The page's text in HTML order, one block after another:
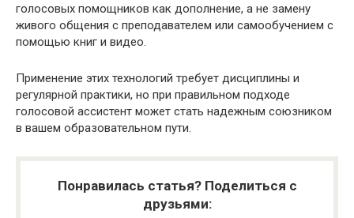
голосовых помощников как дополнение, а не замену
живого общения с преподавателем или самообучением с
помощью книг и видео.
Применение этих технологий требует дисциплины и
регулярной практики, но при правильном подходе
голосовой ассистент может стать надежным союзником
в вашем образовательном пути.
Понравилась статья? Поделиться с
друзьями: